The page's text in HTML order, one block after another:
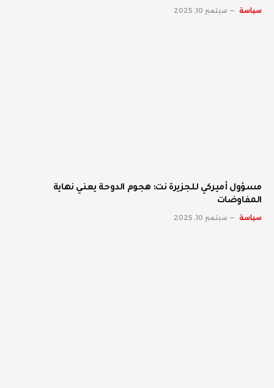
سياسة سبتمبر 10, 2025
مسؤول أميركي للجزيرة نت: هجوم الدوحة يعني نهاية
المفاوضات
سياسة سبتمبر 10, 2025